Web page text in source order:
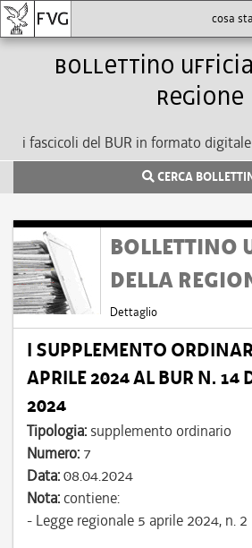
bollettino
Regione
i fascicoli del BUR in formato
CERCA
BOLLETTINO
DELLA
Dettaglio
I SUPPLEMENTO
APRILE 2024 AL BUR N. 14
2024
Tipologia: supplemento ordinario
Numero: 7
Data:08.04.2024
Nota:contiene:
- Legge regionale 5 aprile 2024, n. 2